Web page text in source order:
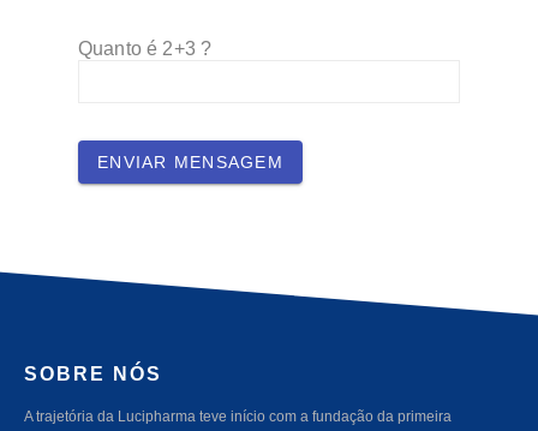
Quanto é 2+3 ?
ENVIAR MENSAGEM
SOBRE NÓS
A trajetória da Lucipharma teve início com a fundação da primeira